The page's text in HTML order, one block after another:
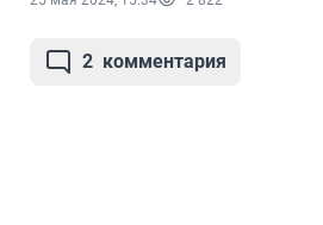
2 комментария